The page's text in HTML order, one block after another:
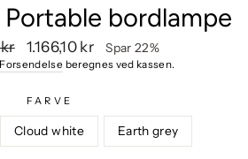
bordlampe
Udsalgspris
1.166,10 kr Spar 22%
Forsendelse beregnes ved kassen.
FARVE
Cloud white Earth grey